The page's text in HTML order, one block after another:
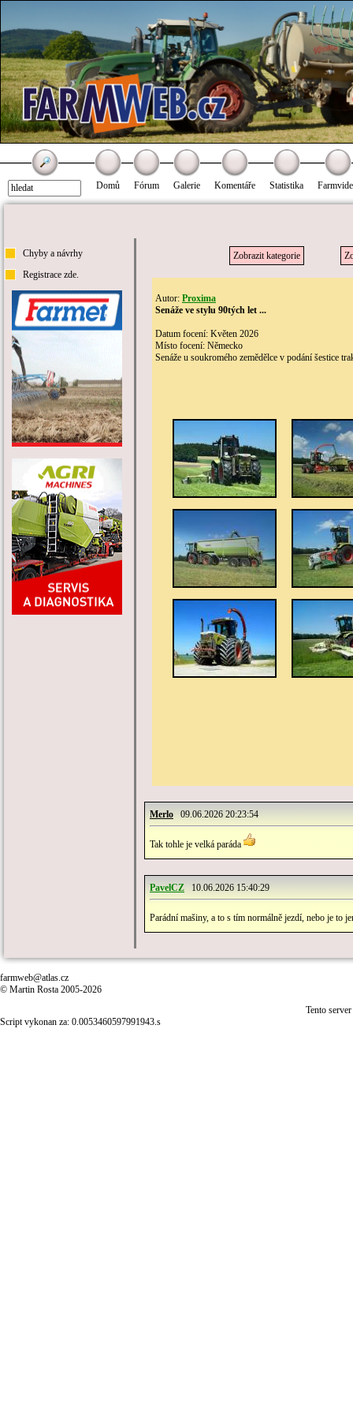
Domů Fórum Galerie Komentáře Statistika
Chyby a návrhy
Registrace zde.
Zobrazit kategorie
Autor: Proxima
Senáže ve stylu 90tých let ...
Datum focení: Květen 2026
Místo focení: Německo
Senáže u soukromého zemědělce v podání šestice
Merlo 09.06.2026 20:23:54
Tak tohle je velká paráda
PavelCZ 10.06.2026 15:40:29
Parádní mašiny, a to s tím normálně jezdí, nebo je to
farmweb@atlas.cz
© Martin Rosta 2005-2026
Tento
Script vykonan za: 0.0053460597991943.s